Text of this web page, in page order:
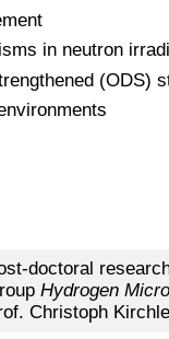
in neutron
(ODS)
doctoral
Hydrogen
Christoph